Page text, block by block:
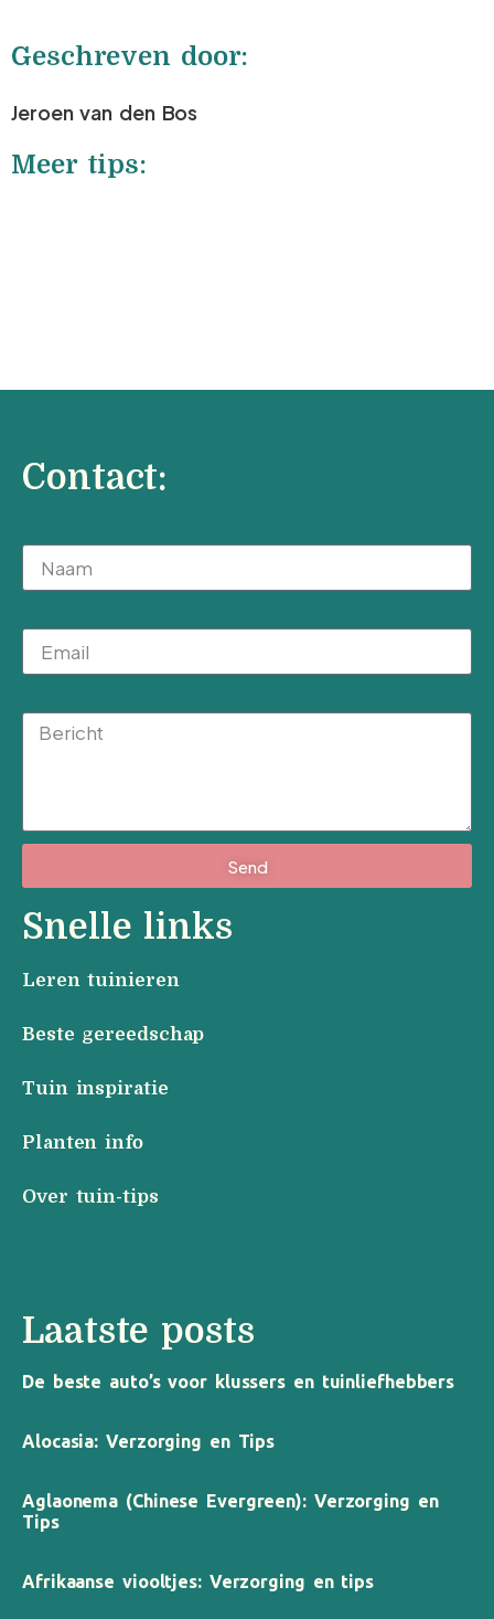
Geschreven door:
Jeroen van den Bos
Meer tips:
Contact:
Send
Snelle links
Leren tuinieren
Beste gereedschap
Tuin inspiratie
Planten info
Over tuin-tips
Laatste posts
De beste auto’s voor klussers en tuinliefhebbers
Alocasia: Verzorging en Tips
Aglaonema (Chinese Evergreen): Verzorging en
Tips
Afrikaanse viooltjes: Verzorging en tips